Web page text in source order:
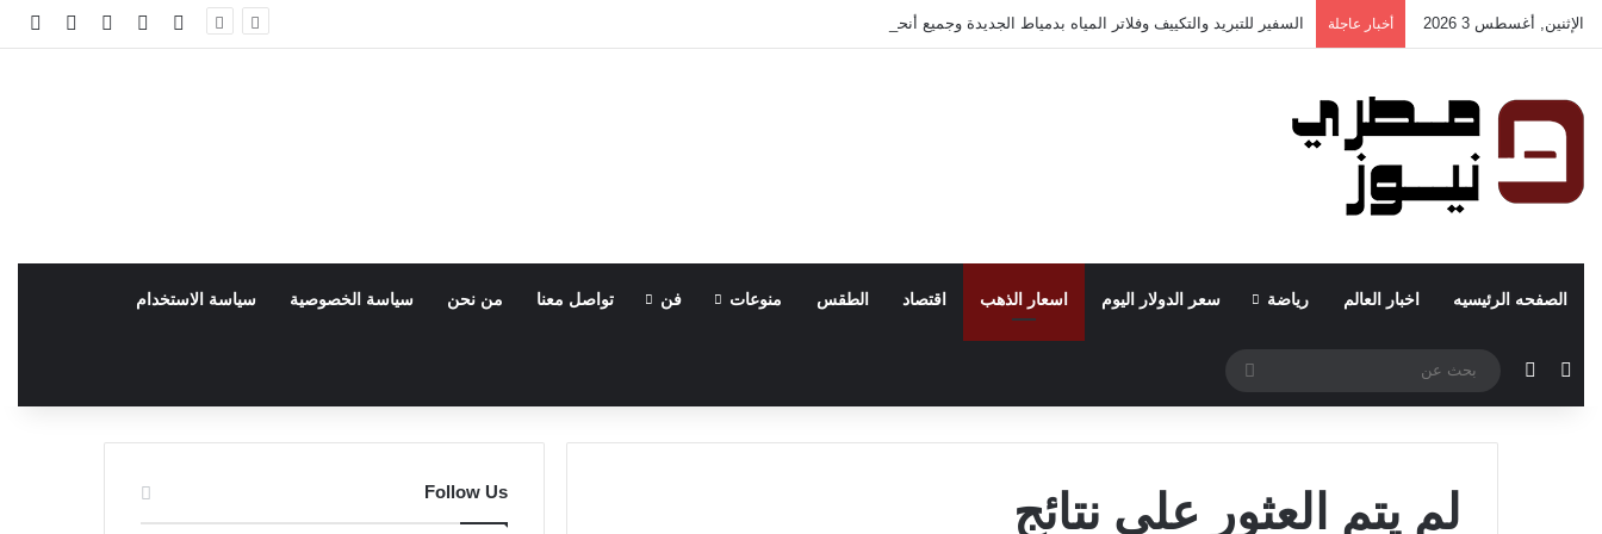
الإثنين, أغسطس 3 2026 أخبار عاجلة السفير للتبريد والتكييف وفلاتر المياه بدمياط الجديدة وجميع أنحاء الجمهورية.. خبرة وجودة في خدمات التبريد والتكييف فيسبوكfacebookتسجيلمقال
الصفحه الرئيسيه اخبار العالم رياضة سعر الدولار اليوم اسعار الذهب اقتصاد الطقس منوعات فن تواصل معنا من نحن سياسة الخصوصية سياسة الاستخدام
مقال عشوائي
الوضع المظلم
عن
لم يتم العثور على نتائج Follow Us